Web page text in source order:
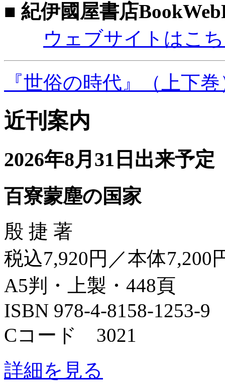
■ 紀伊國屋書店
ウェブサイトはこ
『世俗の時代』（上下
近刊案内
2026年8月31日出来予定
百寮蒙塵の国家
殷 捷 著
税込7,920円／本体7,200
A5判・上製・448頁
ISBN 978-4-8158-1253-9
Cコード 3021
詳細を見る